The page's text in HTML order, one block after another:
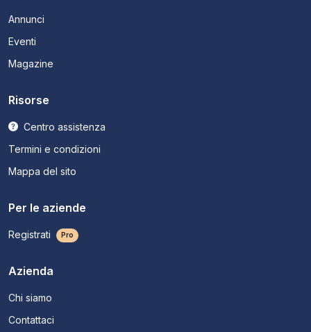
Annunci
Eventi
Magazine
Risorse
Centro assistenza
Termini e condizioni
Mappa del sito
Per le aziende
Registrati Pro
Azienda
Chi siamo
Contattaci